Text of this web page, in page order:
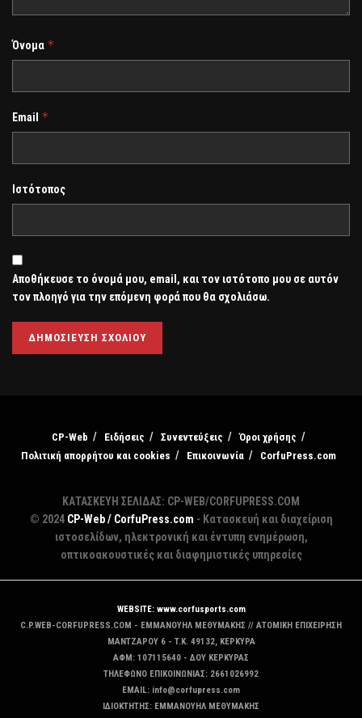
Όνομα *
Email *
Ιστότοπος
Αποθήκευσε το όνομά μου, email, και τον ιστότοπο μου σε αυτόν
τον πλοηγό για την επόμενη φορά που θα σχολιάσω.
CP-Web Ειδήσεις Συνεντεύξεις
Όροι χρήσης
Πολιτική απορρήτου και cookies
Επικοινωνία CorfuPress.com
ΚΑΤΑΣΚΕΥΗ ΣΕΛΙΔΑΣ: CP-WEB/CORFUPRESS.COM
© 2024 CP-Web / CorfuPress.com - Κατασκευή και διαχείριση
ιστοσελίδων, ηλεκτρονική και έντυπη ενημέρωση,
οπτικοακουστικές και διαφημιστικές υπηρεσίες
WEBSITE: www.corfusports.com
C.P.WEB-CORFUPRESS.COM - ΕΜΜΑΝΟΥΗΛ ΜΕΘΥΜΑΚΗΣ // ΑΤΟΜΙΚΗ ΕΠΙΧΕΙΡΗΣΗ
MANTZAΡΟΥ 6 - T.K. 49132, ΚΕΡΚΥΡΑ
ΑΦΜ: 107115640 - ΔΟΥ ΚΕΡΚΥΡΑΣ
ΤΗΛΕΦΩΝΟ ΕΠΙΚΟΙΝΩΝΙΑΣ: 2661026992
EMAIL: info@corfupress.com
ΙΔΙΟΚΤΗΤΗΣ: EMMANOYΗΛ ΜΕΘΥΜΑΚΗΣ